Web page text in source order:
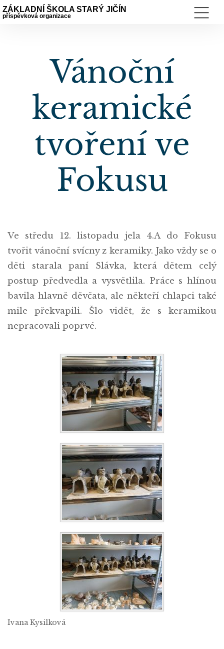
ZÁKLADNÍ ŠKOLA STARÝ JIČÍN
příspěvková organizace
Vánoční
keramické
tvoření ve
Fokusu
Ve středu 12. listopadu jela 4.A do Fokusu
tvořit vánoční svícny z keramiky. Jako vždy se o
děti starala paní Slávka, která dětem celý
postup předvedla a vysvětlila. Práce s hlínou
bavila hlavně děvčata, ale někteří chlapci také
mile překvapili. Šlo vidět, že s keramikou
nepracovali poprvé.
Ivana Kysilková